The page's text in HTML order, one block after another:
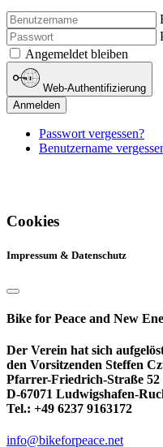
Angemeldet bleiben
Web-Authentifizierung
Anmelden
Passwort vergessen?
Benutzername
Cookies
Impressum & Datenschutz
Bike for Peace and New
Der Verein hat sich
den Vorsitzenden Steffen
Pfarrer-Friedrich-Straße 52
D-67071 Ludwigshafen-
Tel.: +49 6237 9163172
info@bikeforpeace.net